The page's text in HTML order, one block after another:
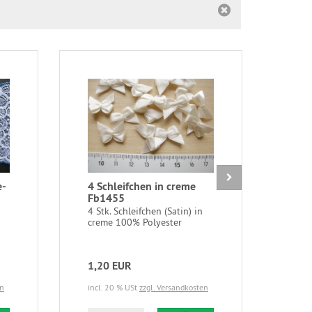
4 Schleifchen in creme
Fb1455
4 Stk. Schleifchen (Satin) in
creme 100% Polyester
1,20 EUR
incl. 20 % USt zzgl. Versandkosten